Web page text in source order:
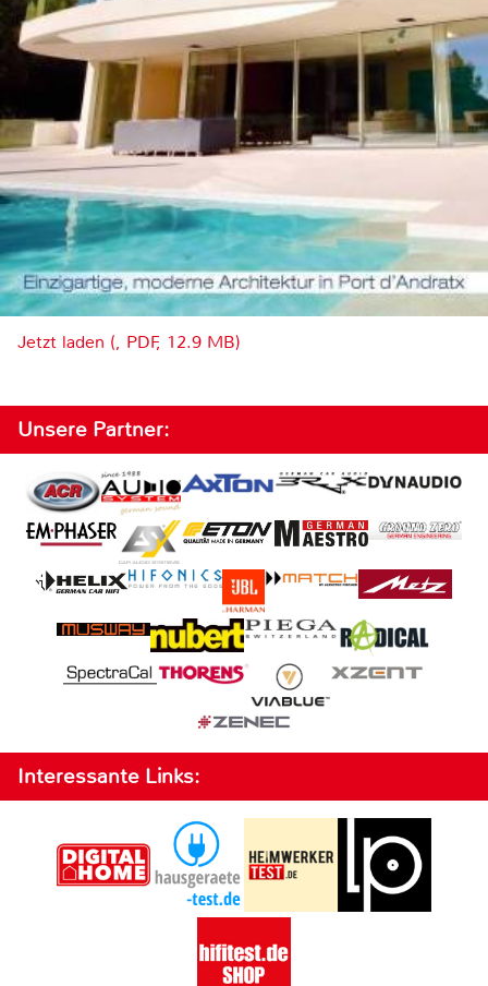
Jetzt laden (, PDF, 12.9 MB)
Unsere Partner:
Interessante Links: